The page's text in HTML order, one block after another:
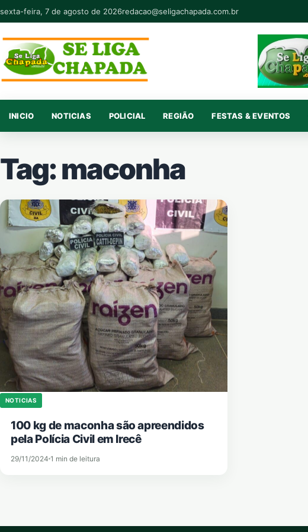
Pular para o conteúdo
sexta-feira, 7 de agosto de 2026redacao@seligachapada.com.br
INICIO NOTICIAS POLICIAL REGIÃO FESTAS & EVENTOS
Tag:maconha
NOTICIAS
100 kg de maconha são apreendidos
pela Polícia Civil em Irecê
29/11/2024 1 min de leitura